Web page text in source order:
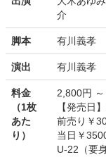
介
脚本 有川義孝
演出 有川義孝
料金
（1枚
あた
り）
2,800円
【発売日
前売り￥
当日￥
U-22（要